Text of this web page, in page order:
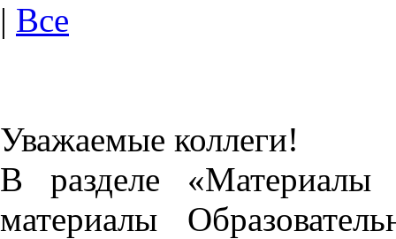
| Все
Уважаемые коллеги!
В разделе «Материалы
материалы